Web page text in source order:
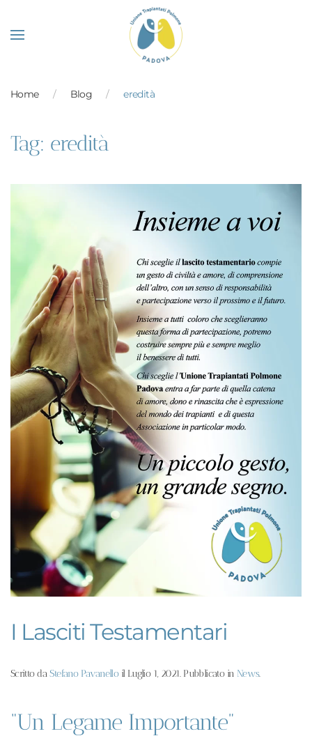
Skip to main content
Home Blog eredità
Tag: eredità
I Lasciti Testamentari
Scritto daStefano Pavanelloil Luglio 1, 2021. Pubblicato in News.
“Un Legame Importante”